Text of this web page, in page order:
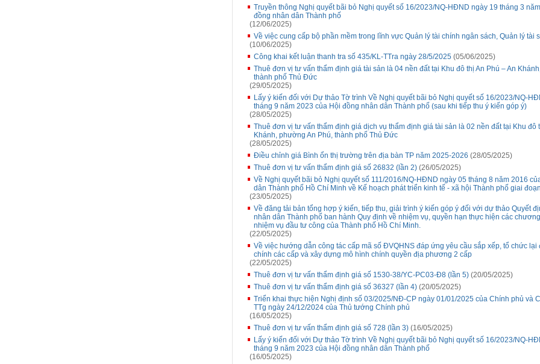
Truyền thông Nghị quyết bãi bỏ Nghị quyết số 16/2023/NQ-HĐND ngày 19 tháng 3
đồng nhân dân Thành phố
(12/06/2025)
Về việc cung cấp bộ phần mềm trong lĩnh vực Quản lý tài chính ngân sách, Quản lý tài
(10/06/2025)
Công khai kết luận thanh tra số 435/KL-TTra ngày 28/5/2025 (05/06/2025)
Thuê đơn vị tư vấn thẩm định giá tài sản là 04 nền đất tại Khu đô thị An Phú – An
thành phố Thủ Đức
(29/05/2025)
Lấy ý kiến đối với Dự thảo Tờ trình Về Nghị quyết bãi bỏ Nghị quyết số 16/2023/NQ-
tháng 9 năm 2023 của Hội đồng nhân dân Thành phố (sau khi tiếp thu ý kiến góp ý)
(28/05/2025)
Thuê đơn vị tư vấn thẩm định giá dịch vụ thẩm định giá tài sản là 02 nền đất tại Khu đô
Khánh, phường An Phú, thành phố Thủ Đức
(28/05/2025)
Điều chỉnh giá Bình ổn thị trường trên địa bàn TP năm 2025-2026 (28/05/2025)
Thuê đơn vị tư vấn thẩm định giá số 26832 (lần 2) (26/05/2025)
Về Nghị quyết bãi bỏ Nghị quyết số 111/2016/NQ-HĐND ngày 05 tháng 8 năm 2016
dân Thành phố Hồ Chí Minh về Kế hoạch phát triển kinh tế - xã hội Thành phố giai
(23/05/2025)
Về đăng tải bản tổng hợp ý kiến, tiếp thu, giải trình ý kiến góp ý đối với dự thảo Quyết
nhân dân Thành phố ban hành Quy định về nhiệm vụ, quyền hạn thực hiện các chương
nhiệm vụ đầu tư công của Thành phố Hồ Chí Minh.
(22/05/2025)
Về việc hướng dẫn công tác cấp mã số ĐVQHNS đáp ứng yêu cầu sắp xếp, tổ chức lại
chính các cấp và xây dựng mô hình chính quyền địa phương 2 cấp
(22/05/2025)
Thuê đơn vị tư vấn thẩm định giá số 1530-38/YC-PC03-Đ8 (lần 5) (20/05/2025)
Thuê đơn vị tư vấn thẩm định giá số 36327 (lần 4) (20/05/2025)
Triển khai thực hiện Nghị định số 03/2025/NĐ-CP ngày 01/01/2025 của Chính phủ và
TTg ngày 24/12/2024 của Thủ tướng Chính phủ
(16/05/2025)
Thuê đơn vị tư vấn thẩm định giá số 728 (lần 3) (16/05/2025)
Lấy ý kiến đối với Dự thảo Tờ trình Về Nghị quyết bãi bỏ Nghị quyết số 16/2023/NQ-
tháng 9 năm 2023 của Hội đồng nhân dân Thành phố
(16/05/2025)